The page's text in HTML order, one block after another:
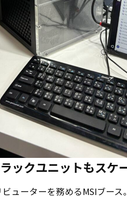
ックユニットもスケ
ューターを務めるMSIブース。